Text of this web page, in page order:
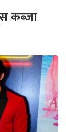
कब्जा